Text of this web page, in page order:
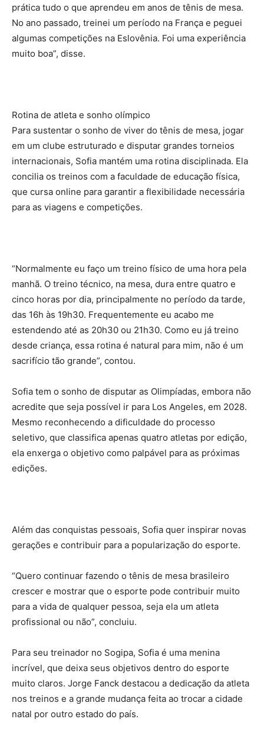
prática tudo o que aprendeu em anos de tênis de mesa.
No ano passado, treinei um período na França e peguei
algumas competições na Eslovênia. Foi uma experiência
muito boa”, disse.
Rotina de atleta e sonho olímpico
Para sustentar o sonho de viver do tênis de mesa, jogar
em um clube estruturado e disputar grandes torneios
internacionais, Sofia mantém uma rotina disciplinada. Ela
concilia os treinos com a faculdade de educação física,
que cursa online para garantir a flexibilidade necessária
para as viagens e competições.
“Normalmente eu faço um treino físico de uma hora pela
manhã. O treino técnico, na mesa, dura entre quatro e
cinco horas por dia, principalmente no período da tarde,
das 16h às 19h30. Frequentemente eu acabo me
estendendo até as 20h30 ou 21h30. Como eu já treino
desde criança, essa rotina é natural para mim, não é um
sacrifício tão grande”, contou.
Sofia tem o sonho de disputar as Olimpíadas, embora não
acredite que seja possível ir para Los Angeles, em 2028.
Mesmo reconhecendo a dificuldade do processo
seletivo, que classifica apenas quatro atletas por edição,
ela enxerga o objetivo como palpável para as próximas
edições.
Além das conquistas pessoais, Sofia quer inspirar novas
gerações e contribuir para a popularização do esporte.
“Quero continuar fazendo o tênis de mesa brasileiro
crescer e mostrar que o esporte pode contribuir muito
para a vida de qualquer pessoa, seja ela um atleta
profissional ou não”, concluiu.
Para seu treinador no Sogipa, Sofia é uma menina
incrível, que deixa seus objetivos dentro do esporte
muito claros. Jorge Fanck destacou a dedicação da atleta
nos treinos e a grande mudança feita ao trocar a cidade
natal por outro estado do país.